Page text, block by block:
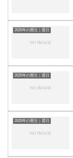
2025年の暦注｜選日
2025年の暦注｜選日
2025年の暦注｜選日